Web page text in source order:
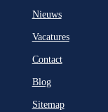
Nieuws
Vacatures
Contact
Blog
Sitemap